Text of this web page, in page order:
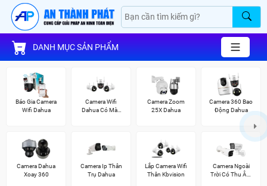
DANH MỤC SẢN PHẨM
Báo Gia Camera
Wifi Dahua
Camera Wifi
Dahua Có Màu
Camera Zoom
25X Dahua
Camera 360 Bao
Động Dahua
Camera Dahua
Xoay 360
Camera Ip Thân
Trụ Dahua
Lắp Camera Wifi
Thân Kbvision
Camera Ngoài
Trời Có Thu Âm